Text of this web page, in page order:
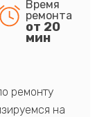
Время
ремонта
от 20
мин
ремонту
на